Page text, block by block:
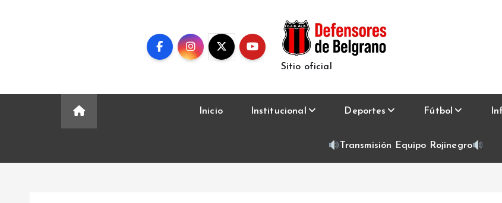
Sitio oficial
Inicio Institucional Deportes Fútbol
Transmisión Equipo Rojinegro